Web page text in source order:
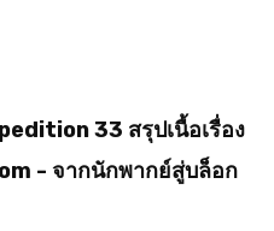
33 สรุปเนื้อเรื่อง
- จากนักพากย์สู่บล็อก